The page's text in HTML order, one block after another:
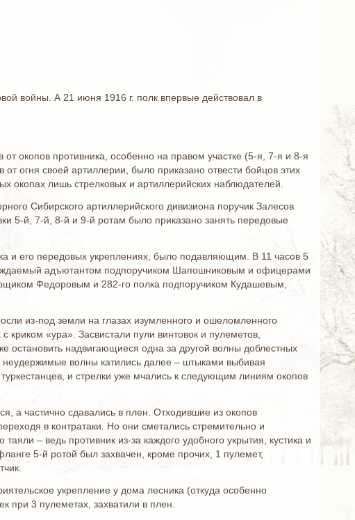
войны. А 21 июня 1916 г. полк впервые действовал в
от окопов противника, особенно на правом участке (5-я, 7-я и 8-я
огня своей артиллерии, было приказано отвести бойцов этих
окопах лишь стрелковых и артиллерийских наблюдателей.
Сибирского артиллерийского дивизиона поручик Залесов
5-й, 7-й, 8-й и 9-й ротам было приказано занять передовые
и его передовых укреплениях, было подавляющим. В 11 часов 5
адъютантом подпоручиком Шапошниковым и офицерами
Федоровым и 282-го полка подпоручиком Кудашевым,
из-под земли на глазах изумленного и ошеломленного
«ура». Засвистали пули винтовок и пулеметов,
надвигающиеся одна за другой волны доблестных
волны катились далее – штыками выбивая
и стрелки уже мчались к следующим линиям окопов
а частично сдавались в плен. Отходившие из окопов
в контратаки. Но они сметались стремительно и
– ведь противник из-за каждого удобного укрытия, кустика и
5-й ротой был захвачен, кроме прочих, 1 пулемет,
укрепление у дома лесника (откуда особенно
при 3 пулеметах, захватили в плен.